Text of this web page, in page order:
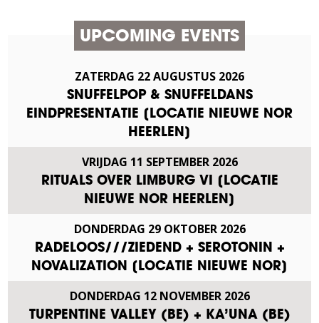
UPCOMING EVENTS
ZATERDAG 22AUGUSTUS 2026
SNUFFELPOP & SNUFFELDANS
EINDPRESENTATIE [LOCATIE NIEUWE NOR
HEERLEN]
VRIJDAG 11 SEPTEMBER 2026
RITUALS OVER LIMBURG VI [LOCATIE
NIEUWE NOR HEERLEN]
DONDERDAG 29 OKTOBER 2026
RADELOOS///ZIEDEND + SEROTONIN +
NOVALIZATION [LOCATIE NIEUWE NOR]
DONDERDAG 12 NOVEMBER 2026
TURPENTINE VALLEY (BE) + KA’UNA (BE)